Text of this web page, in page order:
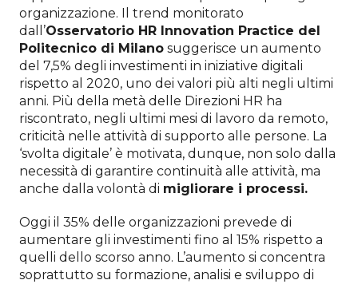
organizzazione. Il trend monitorato
dall’Osservatorio HR Innovation Practice del
Politecnico di Milano suggerisce un aumento
del 7,5% degli investimenti in iniziative digitali
rispetto al 2020, uno dei valori più alti negli ultimi
anni. Più della metà delle Direzioni HR ha
riscontrato, negli ultimi mesi di lavoro da remoto,
criticità nelle attività di supporto alle persone. La
‘svolta digitale’ è motivata, dunque, non solo dalla
necessità di garantire continuità alle attività, ma
anche dalla volontà di migliorare i processi.
Oggi il 35% delle organizzazioni prevede di
aumentare gli investimenti fino al 15% rispetto a
quelli dello scorso anno. L’aumento si concentra
soprattutto su formazione, analisi e sviluppo di